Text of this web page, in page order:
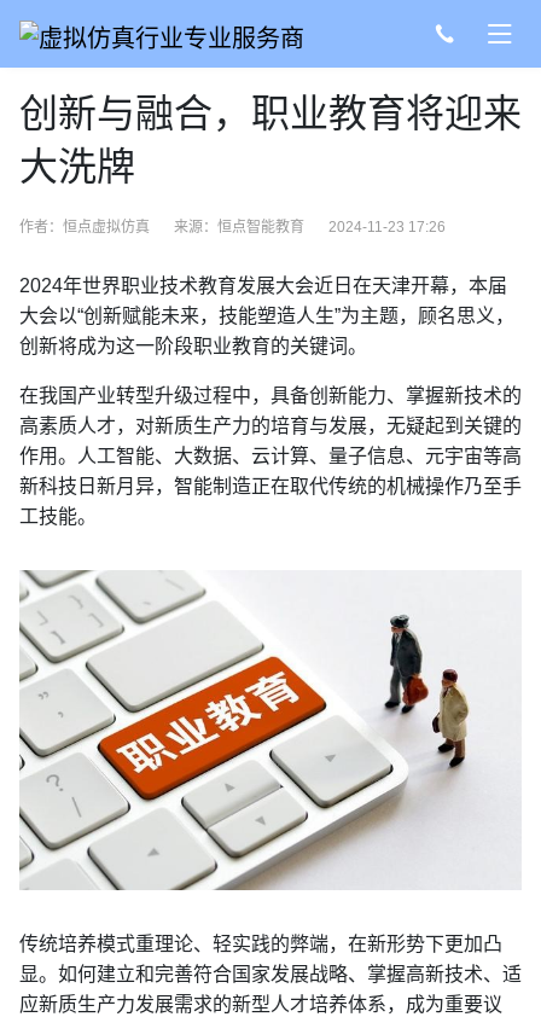
创新与融合，职业教育将迎来
大洗牌
作者：恒点虚拟仿真 来源： 恒点智能教育 2024-11-23 17:26
2024年世界职业技术教育发展大会近日在天津开幕，本届
大会以“创新赋能未来，技能塑造人生”为主题，顾名思义，
创新将成为这一阶段职业教育的关键词。
在我国产业转型升级过程中，具备创新能力、掌握新技术的
高素质人才，对新质生产力的培育与发展，无疑起到关键的
作用。人工智能、大数据、云计算、量子信息、元宇宙等高
新科技日新月异，智能制造正在取代传统的机械操作乃至手
工技能。
传统培养模式重理论、轻实践的弊端，在新形势下更加凸
显。如何建立和完善符合国家发展战略、掌握高新技术、适
应新质生产力发展需求的新型人才培养体系，成为重要议